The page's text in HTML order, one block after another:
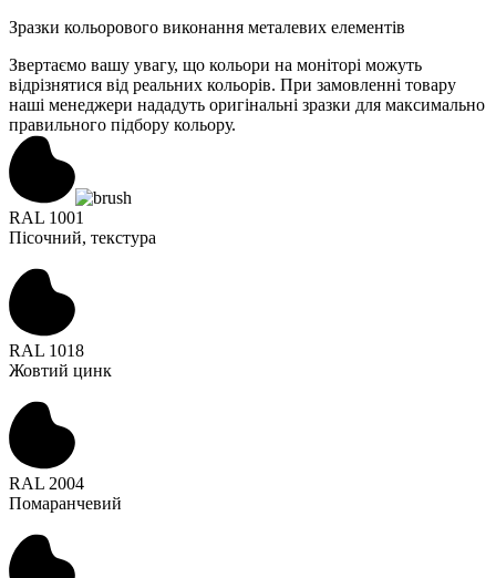
Зразки кольорового виконання металевих елементів
Звертаємо вашу увагу, що кольори на моніторі можуть
відрізнятися від реальних кольорів. При замовленні товару
наші менеджери нададуть оригінальні зразки для максимально
правильного підбору кольору.
RAL 1001
Пісочний, текстура
RAL 1018
Жовтий цинк
RAL 2004
Помаранчевий